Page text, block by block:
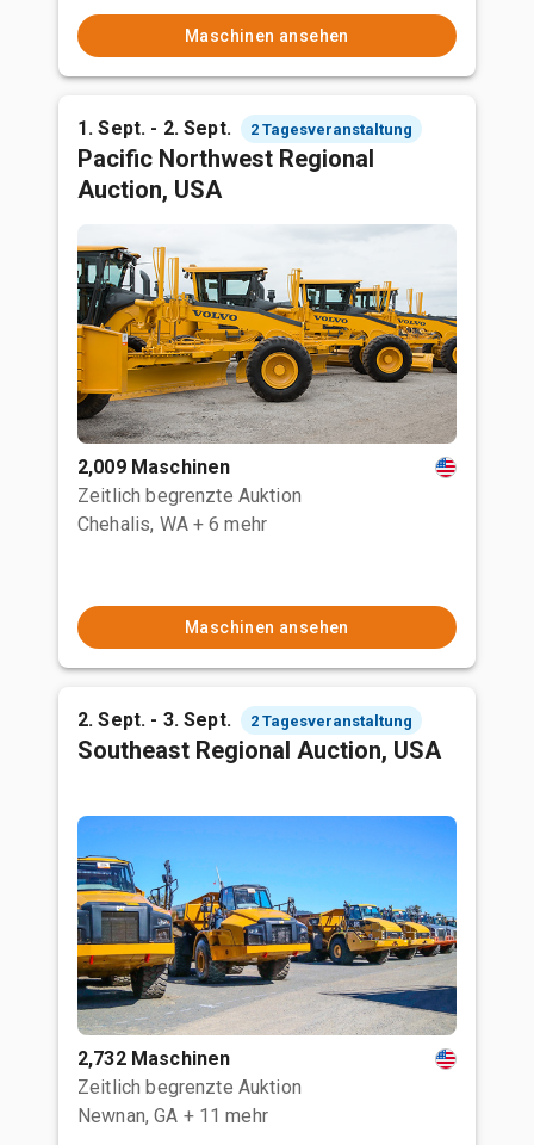
Maschinen ansehen
1. Sept. - 2. Sept. 2 Tagesveranstaltung
Pacific Northwest Regional
Auction, USA
2,009 Maschinen
Zeitlich begrenzte Auktion
Chehalis, WA + 6 mehr
Maschinen ansehen
2. Sept. - 3. Sept. 2 Tagesveranstaltung
Southeast Regional Auction, USA
2,732 Maschinen
Zeitlich begrenzte Auktion
Newnan, GA + 11 mehr